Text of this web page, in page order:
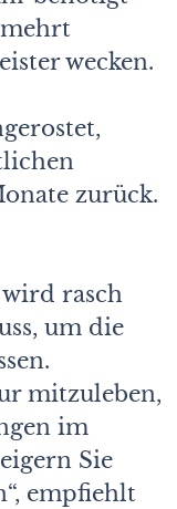
wecken.
zurück.
wird rasch
um die
mitzuleben,
im
Sie
empfiehlt